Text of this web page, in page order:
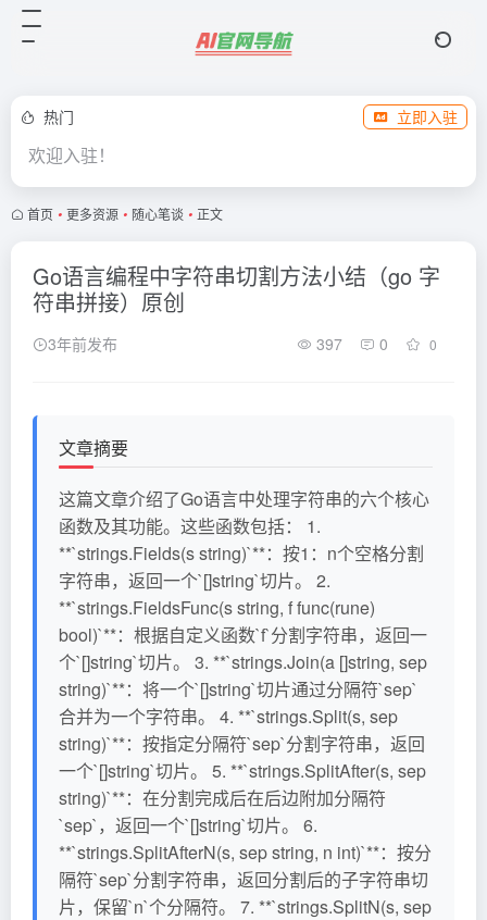
热门 立即入驻
欢迎入驻！
首页 • 更多资源 • 随心笔谈 • 正文
Go语言编程中字符串切割方法小结（go 字
符串拼接）原创
3年前发布 397 0 0
文章摘要
这篇文章介绍了Go语言中处理字符串的六个核心
函数及其功能。这些函数包括： 1.
**`strings.Fields(s string)`**：按1：n个空格分割
字符串，返回一个`[]string`切片。 2.
**`strings.FieldsFunc(s string, f func(rune)
bool)`**：根据自定义函数`f`分割字符串，返回一
个`[]string`切片。 3. **`strings.Join(a []string, sep
string)`**：将一个`[]string`切片通过分隔符`sep`
合并为一个字符串。 4. **`strings.Split(s, sep
string)`**：按指定分隔符`sep`分割字符串，返回
一个`[]string`切片。 5. **`strings.SplitAfter(s, sep
string)`**：在分割完成后在后边附加分隔符
`sep`，返回一个`[]string`切片。 6.
**`strings.SplitAfterN(s, sep string, n int)`**：按分
隔符`sep`分割字符串，返回分割后的子字符串切
片，保留`n`个分隔符。 7. **`strings.SplitN(s, sep